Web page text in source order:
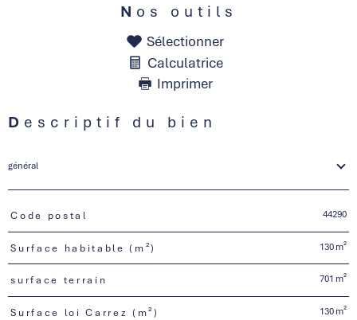
Nos outils
Sélectionner
Calculatrice
Imprimer
Descriptif du bien
général
TRAD_PAMPERO_Caracteristique
Code postal 44290
Surface habitable (m²) 130 m²
surface terrain 701 m²
Surface loi Carrez (m²) 130 m²